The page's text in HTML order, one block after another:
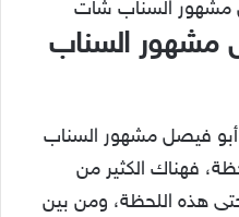
مشهور السناب
فيصل مشهور السناب
فهناك الكثير من
حتى هذه اللحظة، ومن بين